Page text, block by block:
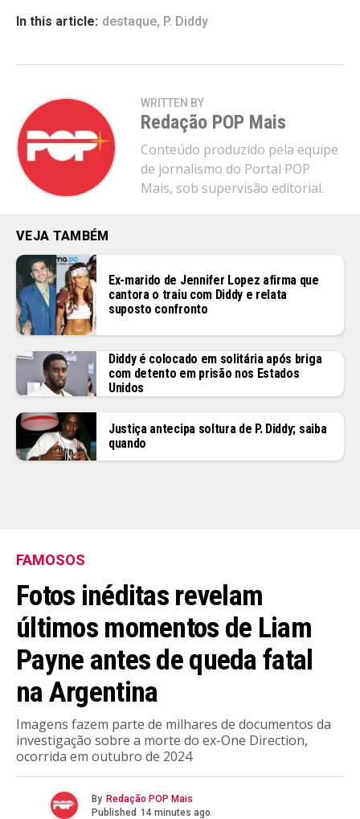
In this article: destaque, P. Diddy
WRITTEN BY
Redação POP Mais
Conteúdo produzido pela equipe
de jornalismo do Portal POP
Mais, sob supervisão editorial.
VEJA TAMBÉM
Ex-marido de Jennifer Lopez afirma que
cantora o traiu com Diddy e relata
suposto confronto
Diddy é colocado em solitária após briga
com detento em prisão nos Estados
Unidos
Justiça antecipa soltura de P. Diddy; saiba
quando
FAMOSOS
Fotos inéditas revelam
últimos momentos de Liam
Payne antes de queda fatal
na Argentina
Imagens fazem parte de milhares de documentos da
investigação sobre a morte do ex-One Direction,
ocorrida em outubro de 2024
By Redação POP Mais
Published 14 minutes ago